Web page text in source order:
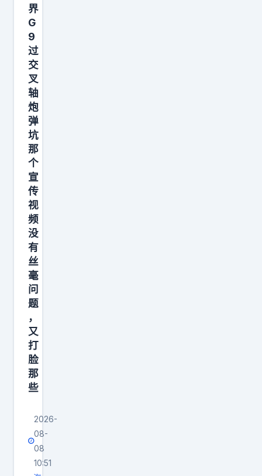
我
明
白
后
面
不
用
再
留
空
间
放
发
动
机
了
，
但
这
个
比
例
有
什
好
处
吗
？
界
G
9
过
交
叉
轴
炮
弹
坑
那
个
宣
传
视
频
没
有
丝
毫
问
题
，
又
打
脸
那
些
2026-
08-
08
10:51